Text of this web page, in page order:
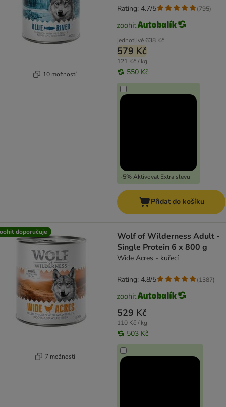
10 možností
jednotlivě 638 Kč
579 Kč
121 Kč / kg
550 Kč
-5% Aktivovat Extra slevu
Rating: 4.7/5 (795)
Přidat do košíku
doporučuje
7 možností
Wolf of Wilderness Adult -
Single Protein 6 x 800 g
Wide Acres - kuřecí
529 Kč
110 Kč / kg
503 Kč
Rating: 4.8/5 (1387)